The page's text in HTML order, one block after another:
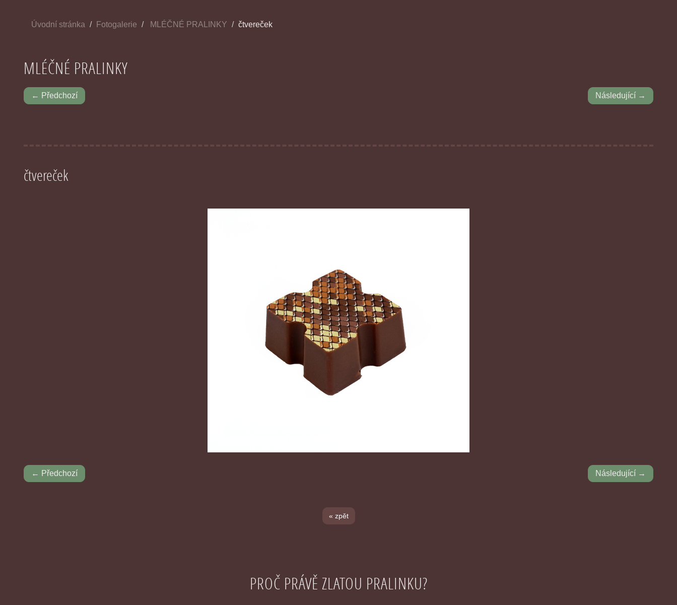
Úvodní stránka Fotogalerie MLÉČNÉ PRALINKY čtvereček
MLÉČNÉ PRALINKY
← Předchozí Následující →
čtvereček
← Předchozí Následující →
« zpět
PROČ PRÁVĚ ZLATOU PRALINKU?